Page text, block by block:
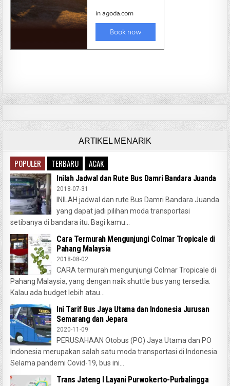
ARTIKEL MENARIK
POPULER TERBARU ACAK
Inilah Jadwal dan Rute Bus Damri Bandara Juanda
2018-07-31
INILAH jadwal dan rute Bus Damri Bandara Juanda
yang dapat jadi pilihan moda transportasi
setibanya di bandara itu. Bagi kamu...
Cara Termurah Mengunjungi Colmar Tropicale di
Pahang Malaysia
2018-08-02
CARA termurah mengunjungi Colmar Tropicale di
Pahang Malaysia, yang dengan naik shuttle bus yang tersedia.
Kalau ada budget lebih atau...
Ini Tarif Bus Jaya Utama dan Indonesia Jurusan
Semarang dan Jepara
2020-11-09
PERUSAHAAN Otobus (PO) Jaya Utama dan PO
Indonesia merupakan salah satu moda transportasi di Indonesia.
Selama pandemi Covid-19, bus ini...
Trans Jateng I Layani Purwokerto-Purbalingga